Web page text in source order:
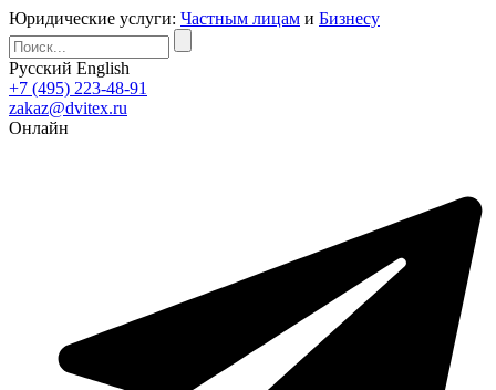
Юридические услуги: Частным лицам и Бизнесу
Русский English
+7 (495) 223-48-91
zakaz@dvitex.ru
Онлайн